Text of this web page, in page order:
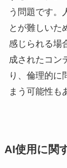
う問題です。
とが難しいた
感じられる場
成されたコン
り、倫理的に
まう可能性も
AI使用に関